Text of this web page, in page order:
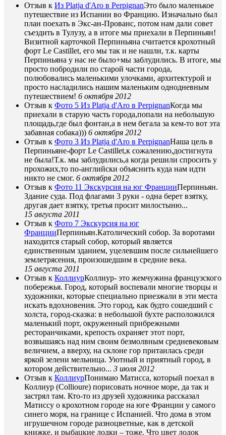
Отзыв к Из Platja d'Aro в PerpignanЭто было маленькое
путешествие из Испании во Францию. Изначально был
план поехать в Экс-ан-Прованс, потом нам дали совет
съездить в Тулузу, а в итоге мы приехали в Перпиньян!
Визитной карточкой Перпиньяна считается крохотный
форт Le Castillet, его мы так и не нашли, т.к. карты
Перпиньяна у нас не было+мы заблудились. В итоге, мы
просто побродили по старой части города,
полюбовались маленькими улочками, архитектурой и
просто насладились нашим маленьким однодневным
путешествием! 6 октября 2012
Отзыв к Фото 5 Из Platja d'Aro в PerpignanКогда мы
приехали в старую часть города,попали на небольшую
площадь,где был фонтан,а в нем бегала за кем-то вот эта
забавная собака))) 6 октября 2012
Отзыв к Фото 3 Из Platja d'Aro в PerpignanНаша цель в
Перпиньяне-форт Le Castillet,к сожалению,достигнута
не была!Т.к. мы заблудились,а когда решили спросить у
прохожих,то по-английски объяснить куда нам идти
никто не смог. 6 октября 2012
Отзыв к Фото 11 Экскурсия на юг ФранцииПерпиньян.
Здание суда. Под флагами 3 руки - одна берет взятку,
другая дает взятку, третья просит милостыню...
15 августа 2011
Отзыв к Фото 7 Экскурсия на юг
ФранцииПерпиньян.Католический собор. За воротами
находится старый собор, который является
единственным зданием, уцелевшим после сильнейшего
землетрясения, произошедшим в средние века.
15 августа 2011
Отзыв к КоллиурКоллиур- это жемчужина французского
побережья. Город, который воспевали многие творцы и
художники, которые специально приезжали в эти места
искать вдохновения. Это город, как будто сошедший с
холста, город-сказка: в небольшой бухте расположился
маленький порт, окруженный прибрежными
ресторанчиками, крепость охраняет этот порт,
возвышаясь над ним своим безмолвным средневековым
величием, а вверху, на склоне гор притаилась среди
яркой зелени мельница. Уютный и приятный город, в
котором действительно... 3 июля 2012
Отзыв к КоллиурПонимаю Матисса, который поехал в
Коллиур (Collioure) порисовать ночное море, да так и
застрял там. Кто-то из друзей художника рассказал
Матиссу о крохотном городе на юге Франции у самого
синего моря, на границе с Испанией. Что дома в этом
игрушечном городе разноцветные, как в детской
книжке, и рыбацкие лодки – тоже. Что цвет лодок